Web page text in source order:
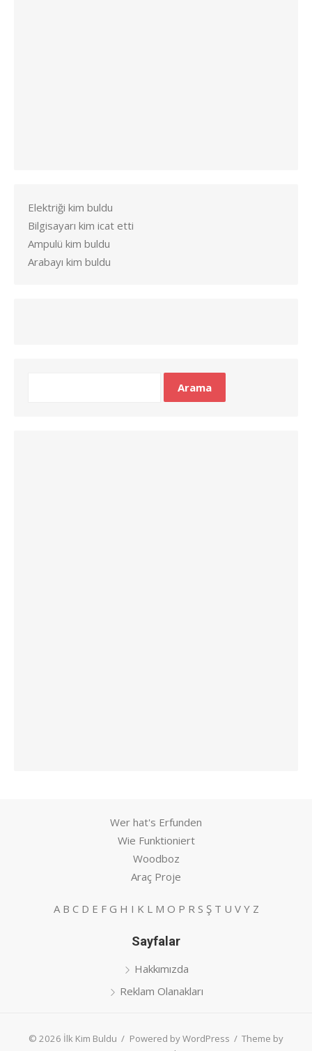
Elektriği kim buldu
Bilgisayarı kim icat etti
Ampulü kim buldu
Arabayı kim buldu
Wer hat's Erfunden
Wie Funktioniert
Woodboz
Araç Proje
A B C D E F G H I K L M O P R S Ş T U V Y Z
Sayfalar
Hakkımızda
Reklam Olanakları
© 2026 İlk Kim Buldu / Powered by WordPress / Theme by